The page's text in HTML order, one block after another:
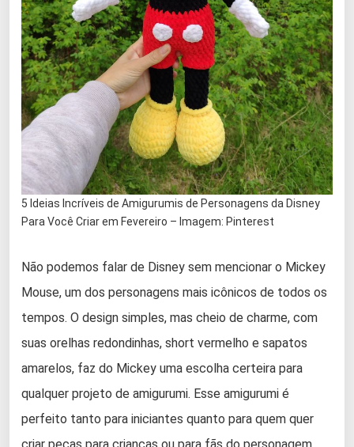
5 Ideias Incríveis de Amigurumis de Personagens da Disney
Para Você Criar em Fevereiro – Imagem: Pinterest
Não podemos falar de Disney sem mencionar o Mickey
Mouse, um dos personagens mais icônicos de todos os
tempos. O design simples, mas cheio de charme, com
suas orelhas redondinhas, short vermelho e sapatos
amarelos, faz do Mickey uma escolha certeira para
qualquer projeto de amigurumi. Esse amigurumi é
perfeito tanto para iniciantes quanto para quem quer
criar peças para crianças ou para fãs do personagem.